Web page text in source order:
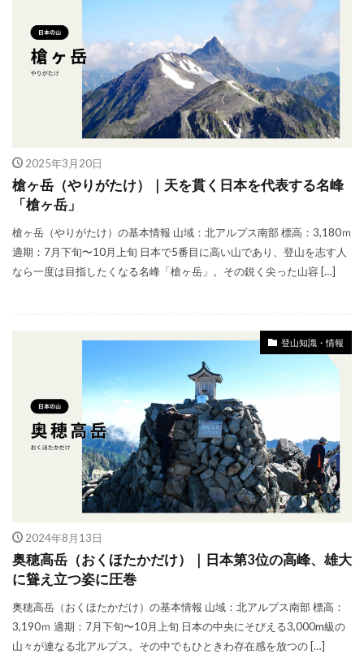
2025年3月20日
槍ヶ岳（やりがたけ）｜天を貫く日本を代表する名峰
「槍ヶ岳」
槍ヶ岳（やりがたけ）の基本情報 山域：北アルプス南部 標高：3,180ｍ
適期：7月下旬〜10月上旬 日本で5番目に高い山であり、登山を志す人
なら一度は目指したくなる名峰「槍ヶ岳」。その鋭く尖った山容 […]
登山知識・情報
2024年8月13日
奥穂高岳（おくほたかだけ）｜日本第3位の高峰、雄大
に聳え立つ姿に圧巻
奥穂高岳（おくほたかだけ）の基本情報 山域：北アルプス南部 標高：
3,190ｍ 適期：7月下旬〜10月上旬 日本の中央にそびえる3,000m級の
山々が連なる北アルプス。その中でもひときわ存在感を放つの […]